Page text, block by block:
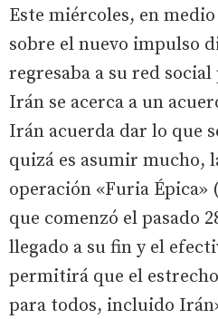
Este miércoles, en
sobre el nuevo impulso
regresaba a su red
Irán se acerca a un
Irán acuerda dar lo que
quizá es asumir mucho,
operación «Furia
que comenzó el pasado
llegado a su fin y el
permitirá que el
para todos, incluido